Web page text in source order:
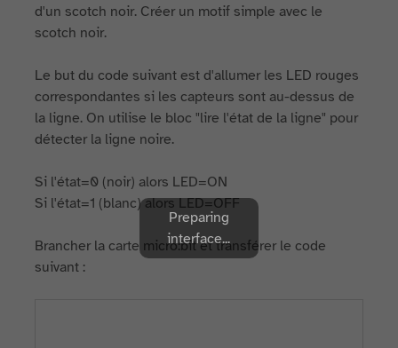
d'un scotch noir. Créer un motif simple avec le
scotch noir.
Le but du code suivant est d'allumer les LED rouges
correspondantes si les capteurs sont au-dessus de
la ligne. On utilise le bloc "lire l'état de la ligne" pour
détecter la ligne noire.
Si l'état=0 (noir) alors LED=ON
Si l'état=1 (blanc) alors LED=OFF
Brancher la carte micro:bit et transférer le code
suivant :
Preparing
interface...